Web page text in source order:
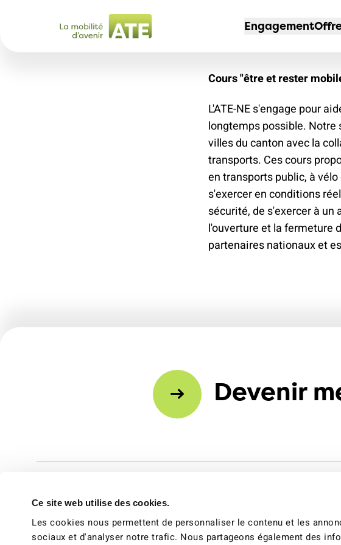
Ce site web utilise des cookies.
Les cookies nous permettent de personnaliser le contenu et les
sociaux et d'analyser notre trafic. Nous partageons également des
Engagement
Non à l'extension
des autoroutes
30 km/h
Espaces de vie
2045
Chemin de l'école
Le train plutôt que
Devenir membre
Offres pour les
membres
Voyager
Magazine ATE
Portrait
Notre équipe
Offres d'Emploi
JeuneATE
Sections
Nos succès
Cours "être et rester
L'ATE-NE s'engage pour
longtemps possible.
villes du canton avec la
transports. Ces cours
en transports public, à
s'exercer en conditions
sécurité, de s'exercer à
l'ouverture et la fermeture
partenaires nationaux et
Devenir